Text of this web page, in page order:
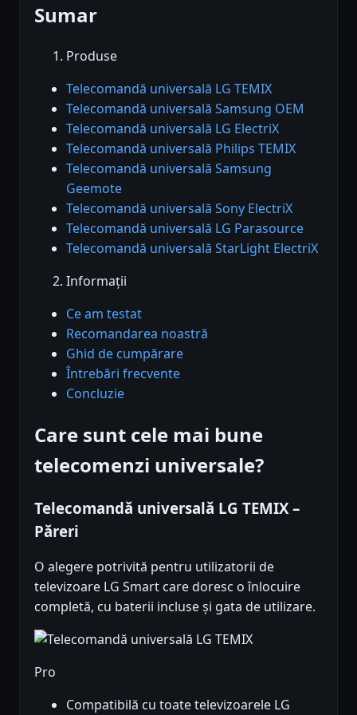
Sumar
Produse
Telecomandă universală LG TEMIX
Telecomandă universală Samsung OEM
Telecomandă universală LG ElectriX
Telecomandă universală Philips TEMIX
Telecomandă universală Samsung
Geemote
Telecomandă universală Sony ElectriX
Telecomandă universală LG Parasource
Telecomandă universală StarLight ElectriX
Informații
Ce am testat
Recomandarea noastră
Ghid de cumpărare
Întrebări frecvente
Concluzie
Care sunt cele mai bune
telecomenzi universale?
Telecomandă universală LG TEMIX –
Păreri
O alegere potrivită pentru utilizatorii de
televizoare LG Smart care doresc o înlocuire
completă, cu baterii incluse și gata de utilizare.
Pro
Compatibilă cu toate televizoarele LG